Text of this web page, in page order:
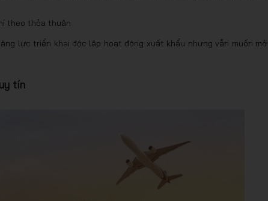
theo thỏa thuận
lực triển khai độc lập hoạt động xuất khẩu nhưng vẫn muốn mở
uy tín